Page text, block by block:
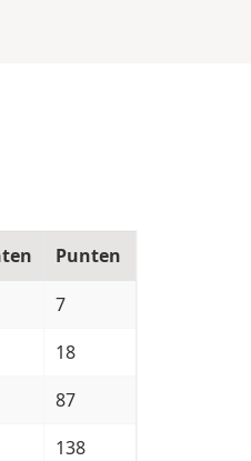
Punten
7
18
87
138